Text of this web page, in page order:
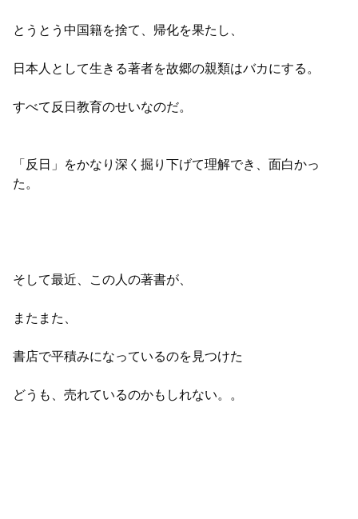
とうとう中国籍を捨て、帰化を果たし、
日本人として生きる著者を故郷の親類はバカにする。
すべて反日教育のせいなのだ。
「反日」をかなり深く掘り下げて理解でき、面白かっ
た。
そして最近、この人の著書が、
またまた、
書店で平積みになっているのを見つけた
どうも、売れているのかもしれない。。